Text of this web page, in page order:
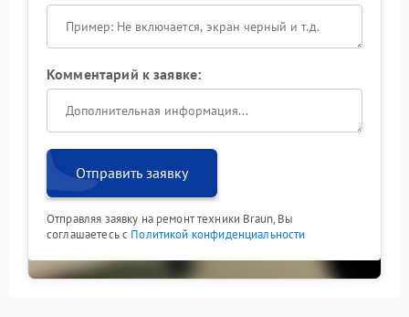
Комментарий к заявке:
Отправить заявку
Отправляя заявку на ремонт техники Braun, Вы
соглашаетесь с Политикой конфиденциальности